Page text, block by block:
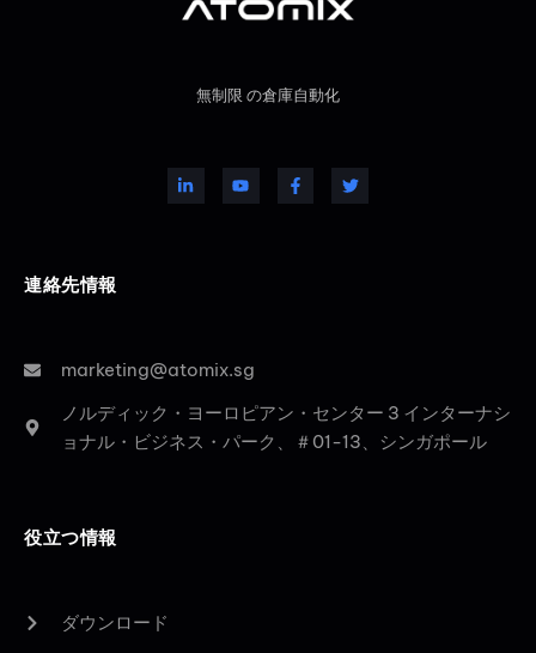
無制限 の倉庫自動化
連絡先情報
marketing@atomix.sg
ノルディック・ヨーロピアン・センター 3 インターナシ
ョナル・ビジネス・パーク、＃01-13、シンガポール
役立つ情報
ダウンロード